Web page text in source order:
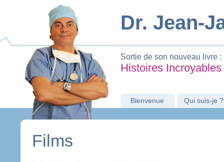
Dr. Jean-
Sortie de son nouveau livre :
Histoires
Bienvenue Qui suis-je ?
Films